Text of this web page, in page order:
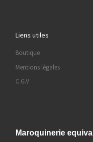
Liens utiles
Boutique
Mentions légales
C.G.V
Maroquinerie equival